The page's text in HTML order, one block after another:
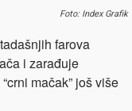
Foto: Index Grafik
farova
i zarađuje
mačak” još više